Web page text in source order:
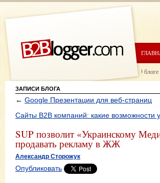
О блоге
ЗАПИСИ БЛОГА
← Google Презентации для веб-страниц
Сайты B2B компаний: какие возможности
SUP позволит «Украинскому
продавать рекламу в ЖЖ
Александр Сторожук
Опубликовать